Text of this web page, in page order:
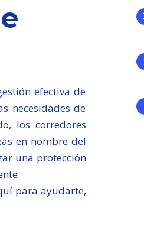
efectiva de
necesidades de
los corredores
en nombre del
una protección
para ayudarte,